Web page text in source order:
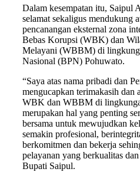
Dalam kesempatan itu, Saipul
selamat sekaligus mendukung
pencanangan eksternal zona
Bebas Korupsi (WBK) dan
Melayani (WBBM) di
Nasional (BPN) Pohuwato.
“Saya atas nama pribadi dan
mengucapkan terimakasih dan
WBK dan WBBM di
merupakan hal yang penting
bersama untuk mewujudkan
semakin profesional,
berkomitmen dan bekerja
pelayanan yang berkualitas
Bupati Saipul.